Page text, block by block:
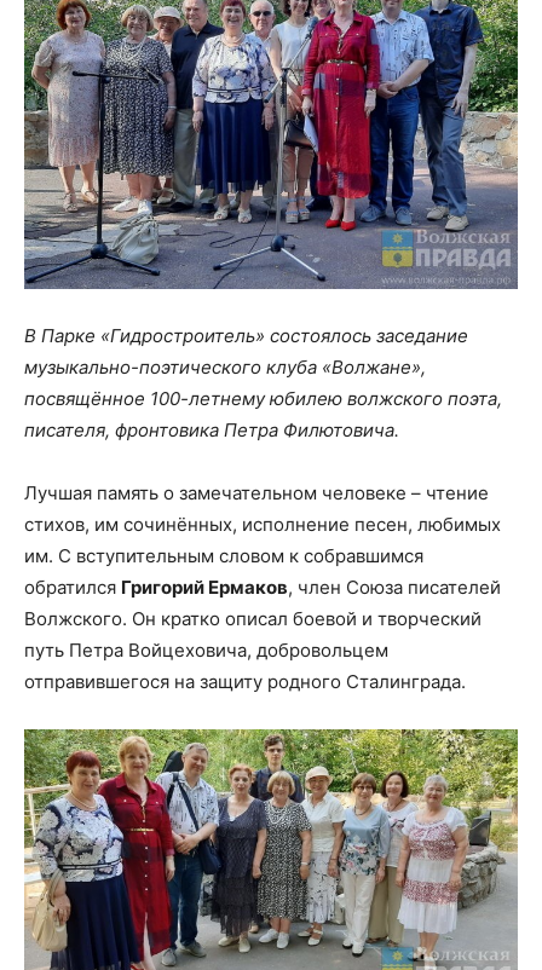
В Парке «Гидростроитель» состоялось заседание
музыкально-поэтического клуба «Волжане»,
посвящённое 100-летнему юбилею волжского поэта,
писателя, фронтовика Петра Филютовича.
Лучшая память о замечательном человеке – чтение
стихов, им сочинённых, исполнение песен, любимых
им. С вступительным словом к собравшимся
обратился Григорий Ермаков, член Союза писателей
Волжского. Он кратко описал боевой и творческий
путь Петра Войцеховича, добровольцем
отправившегося на защиту родного Сталинграда.